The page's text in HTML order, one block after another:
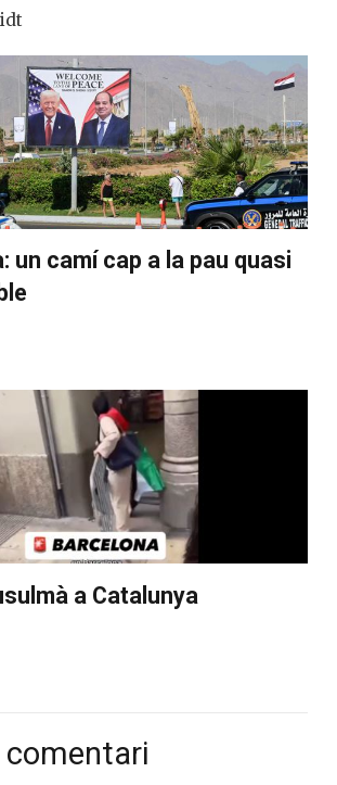
un camí cap a la pau quasi
a Catalunya
comentari